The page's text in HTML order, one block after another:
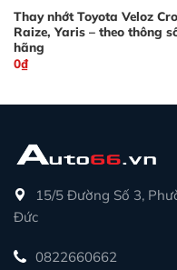
Thay nhớt Toyota Veloz
Raize, Yaris – theo thông
hãng
0₫
15/5 Đường Số 3,
Đức
0822660662